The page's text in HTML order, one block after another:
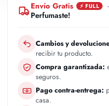
Envío Gratis ⚡ FULL
Perfumaste!
Cambios y
recibir tu producto.
Compra garantizada:
seguros.
Pago contra-entrega:
casa.